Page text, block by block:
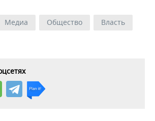
Медиа Общество
Власть